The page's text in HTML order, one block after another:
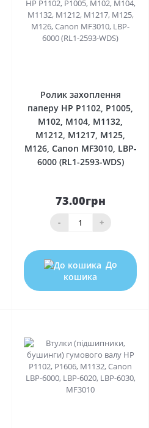
Ролик захоплення
паперу HP P1102, P1005,
M102, M104, M1132,
M1212, M1217, M125,
M126, Canon MF3010, LBP-
6000 (RL1-2593-WDS)
73.00грн
- +
До
кошика